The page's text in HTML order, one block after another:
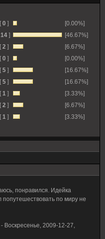
[ 0 ]
[0.00%]
14 ]
[46.67%]
[ 2 ]
[6.67%]
[ 0 ]
[0.00%]
[ 5]
[16.67%]
[ 5]
[16.67%]
[ 1]
[3.33%]
[ 2 ]
[6.67%]
[ 1]
[3.33%]
понравился. Идейка
по миру не
- Воскресенье, 2009-12-27,